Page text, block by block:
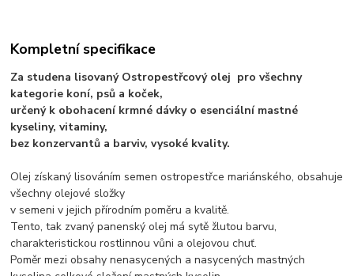
Kompletní specifikace
Za studena lisovaný Ostropestřcový olej pro všechny
kategorie koní, psů a koček,
určený k obohacení krmné dávky o esenciálnímastné
kyseliny,vitaminy,
bez konzervantů a barviv, vysoké kvality.
Olej získaný lisováním semen ostropestřce mariánského, obsahuje
všechny olejové složky
v semeni v jejich přírodním poměru a kvalitě.
Tento, tak zvaný panenský olej má sytě žlutou barvu,
charakteristickou rostlinnou vůni a olejovou chuť.
Poměr mezi obsahy nenasycených a nasycených mastných